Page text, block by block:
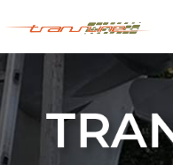
au
principal